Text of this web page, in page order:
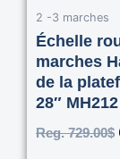
2 -3 marches
Échelle
marches
de la
28″ MH212
Reg.729.00$